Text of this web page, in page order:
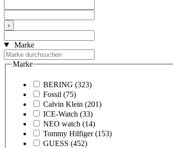
›
Marke
Marke
BERING (323)
Fossil (75)
Calvin Klein (201)
ICE-Watch (33)
NEO watch (14)
Tommy Hilfiger (153)
GUESS (452)